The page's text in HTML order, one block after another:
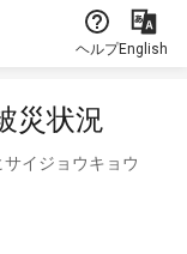
ヘルプEnglish
災状況
イジョウキョウ